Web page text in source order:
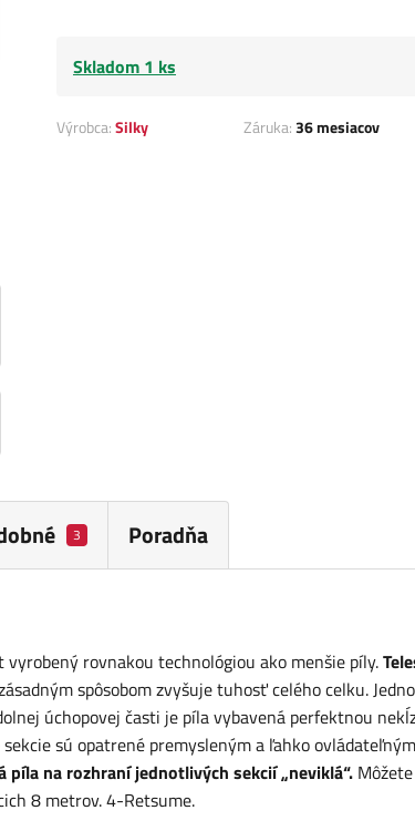
Skladom 1 ks
Výrobca:Silky Záruka:36 mesiacov
3 Poradňa
rovnakou technológiou ako menšie píly.
spôsobom zvyšuje tuhosť celého celku.
úchopovej časti je píla vybavená perfektnou
sú opatrené premysleným a ľahko
píla na rozhraní jednotlivých sekcií „neviklá“.
8 metrov. 4-Retsume.